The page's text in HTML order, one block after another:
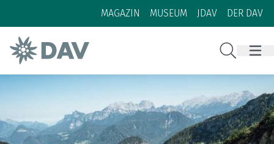
Zum Inhalt
Zur Footer-Navigation
MAGAZIN MUSEUM JDAV DER DAV